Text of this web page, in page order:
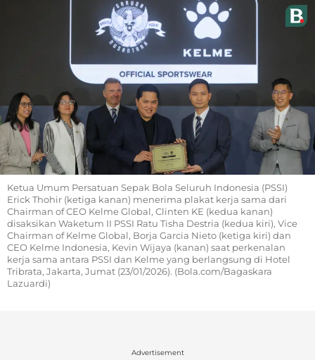
Ketua Umum Persatuan Sepak Bola Seluruh Indonesia (PSSI)
Erick Thohir (ketiga kanan) menerima plakat kerja sama dari
Chairman of CEO Kelme Global, Clinten KE (kedua kanan)
disaksikan Waketum II PSSI Ratu Tisha Destria (kedua kiri), Vice
Chairman of Kelme Global, Borja Garcia Nieto (ketiga kiri) dan
CEO Kelme Indonesia, Kevin Wijaya (kanan) saat perkenalan
kerja sama antara PSSI dan Kelme yang berlangsung di Hotel
Tribrata, Jakarta, Jumat (23/01/2026). (Bola.com/Bagaskara
Lazuardi)
Advertisement